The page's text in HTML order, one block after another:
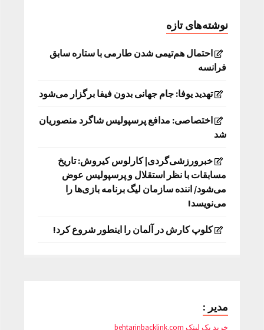
نوشته‌های تازه
احتمال هم‌تیمی شدن طارمی با ستاره سابق
فرانسه
تهدید یوفا: جام جهانی بدون فیفا برگزار می‌شود
اختصاصی: مدافع پرسپولیس شاگرد منصوریان
شد
خبرورزشی‌گردی| کارلوس کیروش: تاریخ
مسابقات با نظر استقلال و پرسپولیس عوض
می‌شود/ اننده سازمان لیگ برنامه بازی‌ها را
می‌نویسد!
کلوپ کارش در آلمان را اینطور شروع کرد!
مدیر :
خرید بک لینک behtarinbacklink.com